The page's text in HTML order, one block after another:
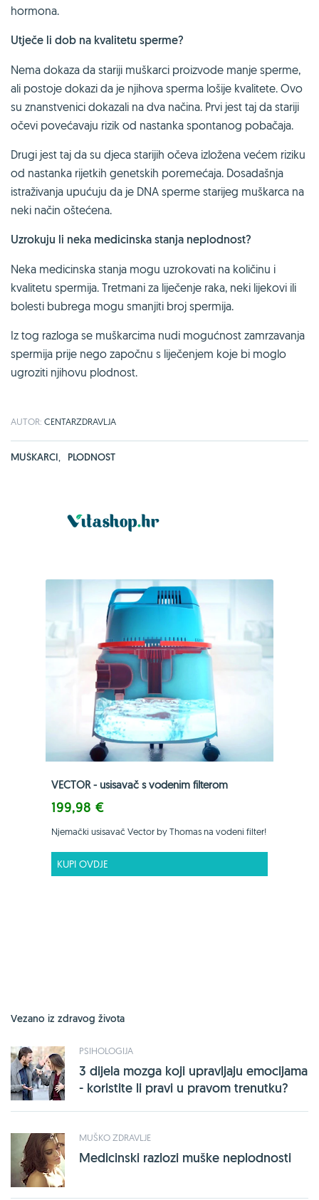
hormona.
Utječe li dob na kvalitetu sperme?
Nema dokaza da stariji muškarci proizvode manje sperme,
ali postoje dokazi da je njihova sperma lošije kvalitete. Ovo
su znanstvenici dokazali na dva načina. Prvi jest taj da stariji
očevi povećavaju rizik od nastanka spontanog pobačaja.
Drugi jest taj da su djeca starijih očeva izložena većem riziku
od nastanka rijetkih genetskih poremećaja. Dosadašnja
istraživanja upućuju da je DNA sperme starijeg muškarca na
neki način oštećena.
Uzrokuju li neka medicinska stanja neplodnost?
Neka medicinska stanja mogu uzrokovati na količinu i
kvalitetu spermija. Tretmani za liječenje raka, neki lijekovi ili
bolesti bubrega mogu smanjiti broj spermija.
Iz tog razloga se muškarcima nudi mogućnost zamrzavanja
spermija prije nego započnu s liječenjem koje bi moglo
ugroziti njihovu plodnost.
AUTOR: CENTARZDRAVLJA
MUŠKARCI, PLODNOST
VECTOR - usisavač s vodenim filterom
199,98 €
Njemački usisavač Vector by Thomas na vodeni filter!
KUPI OVDJE
Vezano iz zdravog života
PSIHOLOGIJA
3 dijela mozga koji upravljaju emocijama
- koristite li pravi u pravom trenutku?
MUŠKO ZDRAVLJE
Medicinski razlozi muške neplodnosti